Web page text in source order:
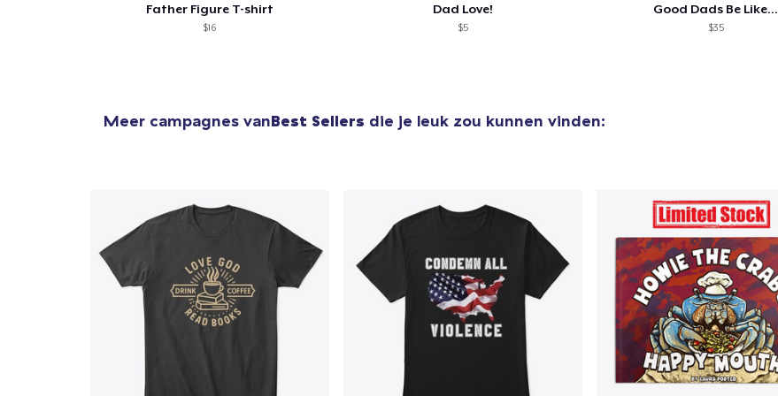
Father Figure T-shirt
$16
Dad Love!
$5
Good Dads Be Like...
$35
Meer campagnes vanBest Sellers die je leuk zou kunnen vinden: